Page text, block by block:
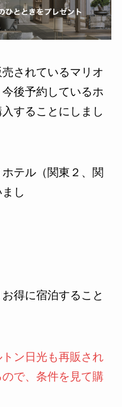
されているマリオ
後予約しているホ
することにしまし
テル（関東２、関
し
得に宿泊すること
ン日光も再販され
で、条件を見て購